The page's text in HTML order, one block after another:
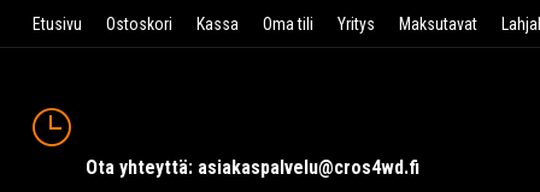
Etusivu Ostoskori Kassa Oma tili Yritys Maksutavat
Ota yhteyttä: asiakaspalvelu@cros4wd.fi